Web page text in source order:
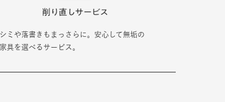
シミや落書きもまっさらに。安心して無垢の
家具を選べるサービス。